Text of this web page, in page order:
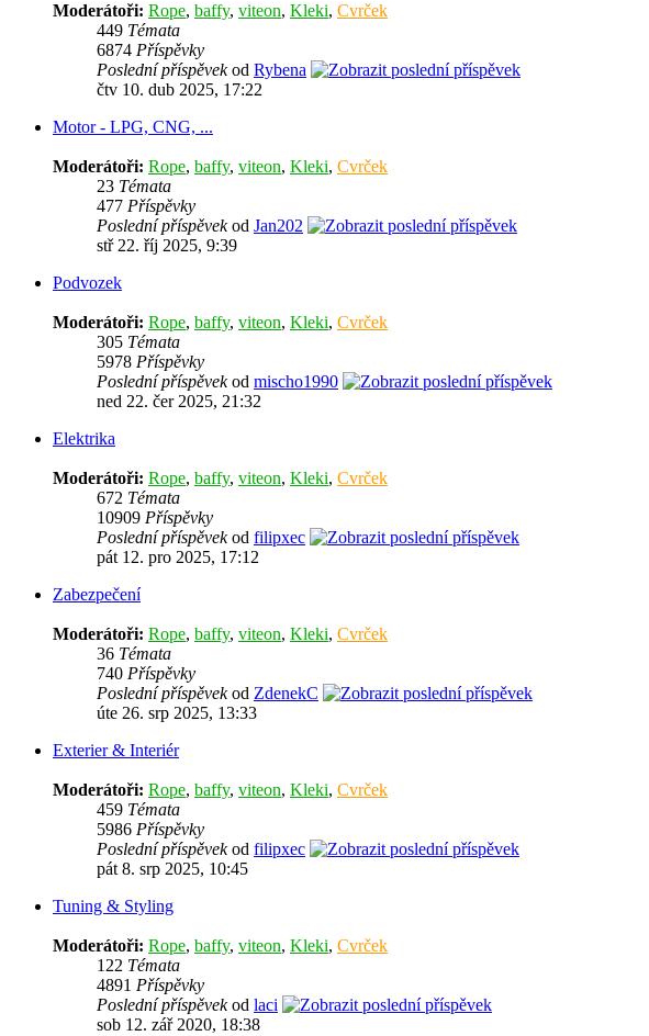
Moderátoři: Rope, baffy, viteon, Kleki, Cvrček
449 Témata
6874 Příspěvky
Poslední příspěvekod Rybena
čtv 10. dub 2025, 17:22
Motor - LPG, CNG, ...
Moderátoři: Rope, baffy, viteon, Kleki, Cvrček
23 Témata
477 Příspěvky
Poslední příspěvekod Jan202
stř 22. říj 2025, 9:39
Podvozek
Moderátoři: Rope, baffy, viteon, Kleki, Cvrček
305 Témata
5978 Příspěvky
Poslední příspěvekod mischo1990
ned 22. čer 2025, 21:32
Elektrika
Moderátoři: Rope, baffy, viteon, Kleki, Cvrček
672 Témata
10909 Příspěvky
Poslední příspěvekod filipxec
pát 12. pro 2025, 17:12
Zabezpečení
Moderátoři: Rope, baffy, viteon, Kleki, Cvrček
36 Témata
740 Příspěvky
Poslední příspěvekod ZdenekC
úte 26. srp 2025, 13:33
Exterier & Interiér
Moderátoři: Rope, baffy, viteon, Kleki, Cvrček
459 Témata
5986 Příspěvky
Poslední příspěvekod filipxec
pát 8. srp 2025, 10:45
Tuning & Styling
Moderátoři: Rope, baffy, viteon, Kleki, Cvrček
122 Témata
4891 Příspěvky
Poslední příspěvekod laci
sob 12. zář 2020, 18:38